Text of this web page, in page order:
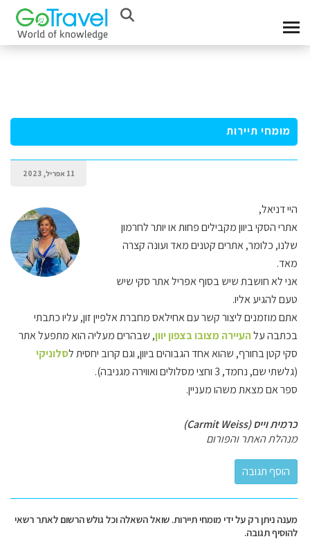
מומחי תיירות
11 אפריל, 2023
היי דניאל,
אתרי הסקי ביוון מקבילים פחות או יותר לחרמון
שלנו, כלומר, אתרים קטנים מאד ועונה קצרה
מאד.
אני לא חושבת שיש בסוף אפריל אתר סקי שיש
טעם להגיע אליו.
אתם מוזמנים ליצור קשר עם אחילאס מחברת אלפיין זון, עליו כתבתי
בכתבה עלהעיירה מצובו בצפון יוון, שבהרים מעליה הוא מתפעל אתר
סקי קטן בחורף, שהוא אחד הגבוהים ביוון, וגם קרוב יחסית לסלוניקי
(גלשתי שם, נחמד, 3 וחצי מסלולים ואווירה מגניבה).
ספר אם מצאת משהו מעניין.
כרמית וייס (Carmit Weiss)
מנהלת האתר והפורום
מענה ניתן רק על ידי מומחי תיירות. שואל השאלה וכל גולש הרשום לאתר רשאי
להוסיף תגובה.